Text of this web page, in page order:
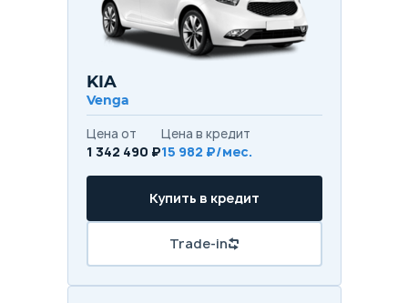
KIA
Venga
Цена от
1 342 490 ₽
Цена в кредит
15 982 ₽/мес.
Купить в кредит
Trade-in